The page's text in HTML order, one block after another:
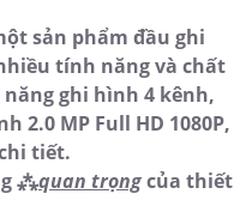
sản phẩm đầu ghi
tính năng và chất
ghi hình 4 kênh,
2.0 MP Full HD 1080P,
tiết.
⁂quan trọngcủa thiết